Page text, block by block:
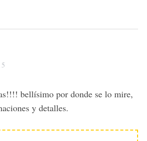
bellísimo por donde se lo mire,
y detalles.